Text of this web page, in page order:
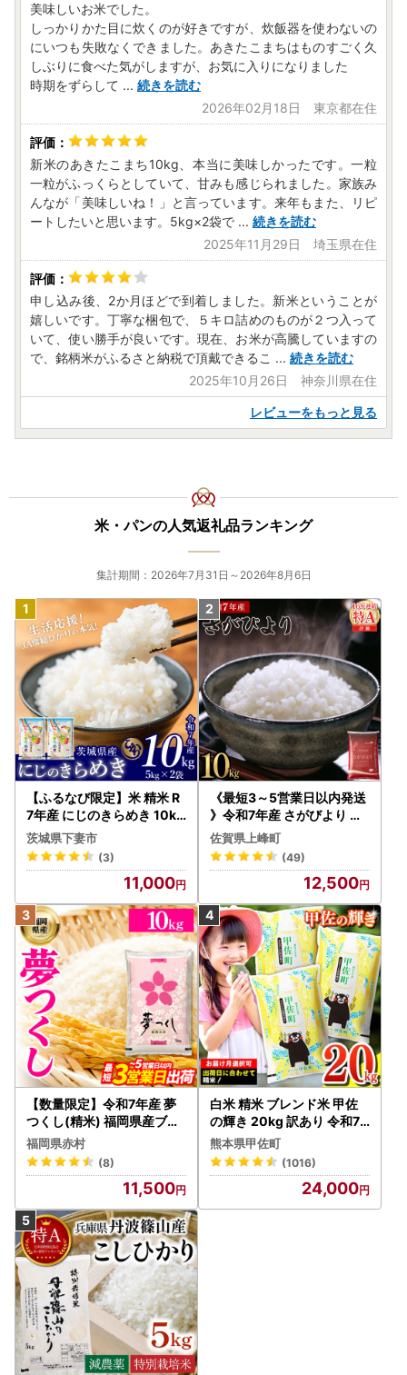
美味しいお米でした。
しっかりかた目に炊くのが好きですが、炊飯器を使わないの
にいつも失敗なくできました。あきたこまちはものすごく久
しぶりに食べた気がしますが、お気に入りになりました
時期をずらして ... 続きを読む
2026年02月18日 東京都在住
新米のあきたこまち10kg、本当に美味しかったです。一粒
一粒がふっくらとしていて、甘みも感じられました。家族み
んなが「美味しいね！」と言っています。来年もまた、リピ
ートしたいと思います。5kg×2袋で ... 続きを読む
2025年11月29日 埼玉県在住
申し込み後、2か月ほどで到着しました。新米ということが
嬉しいです。丁寧な梱包で、５キロ詰めのものが２つ入って
いて、使い勝手が良いです。現在、お米が高騰していますの
で、銘柄米がふるさと納税で頂戴できるこ ... 続きを読む
2025年10月26日 神奈川県在住
レビューをもっと見る
米・パンの人気返礼品ランキング
集計期間：2026年7月31日～2026年8月6日
【ふるなび限定】米 精米 R
7年産 にじのきらめき 10kg
10月 FN-Limited-PR
茨城県下妻市
(3)
11,000
《最短3～5営業日以内発送
》令和7年産 さがびより 佐
賀県産（精米）10kg
佐賀県上峰町
(49)
12,500
【数量限定】令和7年産 夢
つくし(精米) 福岡県産ブラ
ンド米 10kg (品番:3X11R7)
福岡県赤村
(8)
11,500
白米 精米 ブレンド米 甲佐
の輝き 20kg 訳あり 令和7
年産 【価格改定ZS】
熊本県甲佐町
(1016)
24,000